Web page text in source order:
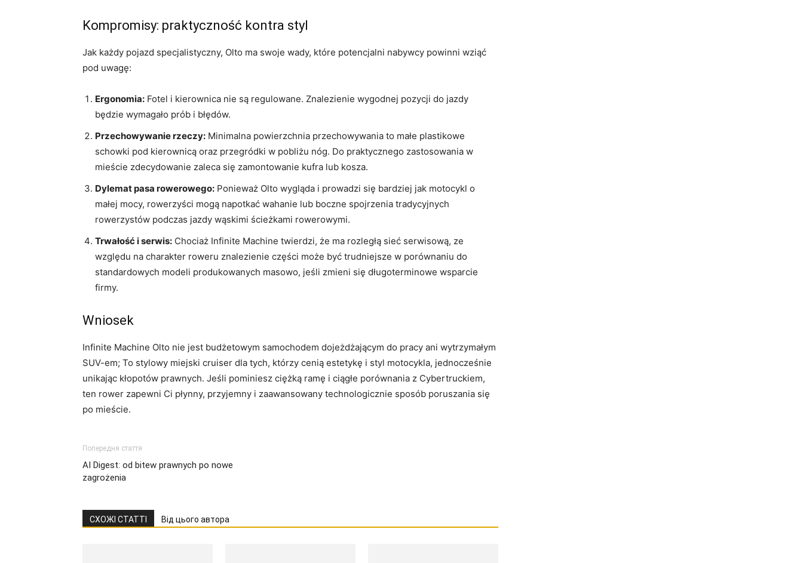
Kompromisy: praktyczność kontra styl
Jak każdy pojazd specjalistyczny, Olto ma swoje wady, które potencjalni nabywcy powinni wziąć
pod uwagę:
Ergonomia: Fotel i kierownica nie są regulowane. Znalezienie wygodnej pozycji do jazdy
będzie wymagało prób i błędów.
Przechowywanie rzeczy: Minimalna powierzchnia przechowywania to małe plastikowe
schowki pod kierownicą oraz przegródki w pobliżu nóg. Do praktycznego zastosowania w
mieście zdecydowanie zaleca się zamontowanie kufra lub kosza.
Dylemat pasa rowerowego: Ponieważ Olto wygląda i prowadzi się bardziej jak motocykl o
małej mocy, rowerzyści mogą napotkać wahanie lub boczne spojrzenia tradycyjnych
rowerzystów podczas jazdy wąskimi ścieżkami rowerowymi.
Trwałość i serwis: Chociaż Infinite Machine twierdzi, że ma rozległą sieć serwisową, ze
względu na charakter roweru znalezienie części może być trudniejsze w porównaniu do
standardowych modeli produkowanych masowo, jeśli zmieni się długoterminowe wsparcie
firmy.
Wniosek
Infinite Machine Olto nie jest budżetowym samochodem dojeżdżającym do pracy ani wytrzymałym
SUV-em; To stylowy miejski cruiser dla tych, którzy cenią estetykę i styl motocykla, jednocześnie
unikając kłopotów prawnych. Jeśli pominiesz ciężką ramę i ciągłe porównania z Cybertruckiem,
ten rower zapewni Ci płynny, przyjemny i zaawansowany technologicznie sposób poruszania się
po mieście.
Попередня стаття
AI Digest: od bitew prawnych po nowe
zagrożenia
СХОЖІ СТАТТІ Від цього автора